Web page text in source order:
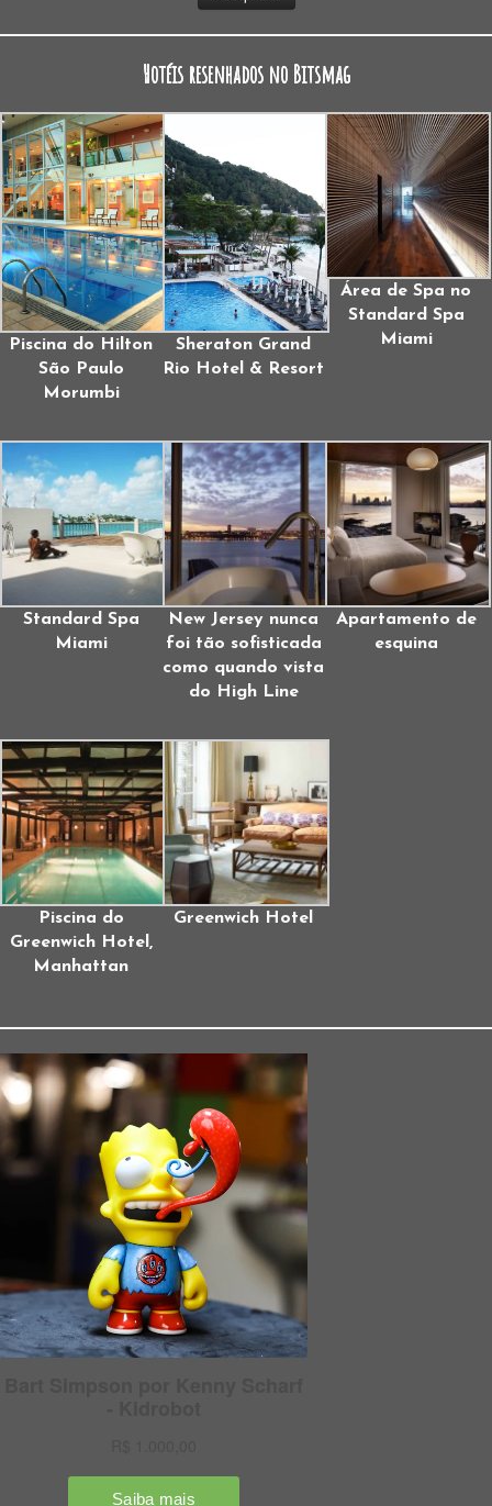
Hotéis resenhados no Bitsmag
Piscina do Hilton
São Paulo
Morumbi
Sheraton Grand
Rio Hotel & Resort
Área de Spa no
Standard Spa
Miami
Standard Spa
Miami
New Jersey nunca
foi tão sofisticada
como quando vista
do High Line
Apartamento de
esquina
Piscina do
Greenwich Hotel,
Manhattan
Greenwich Hotel